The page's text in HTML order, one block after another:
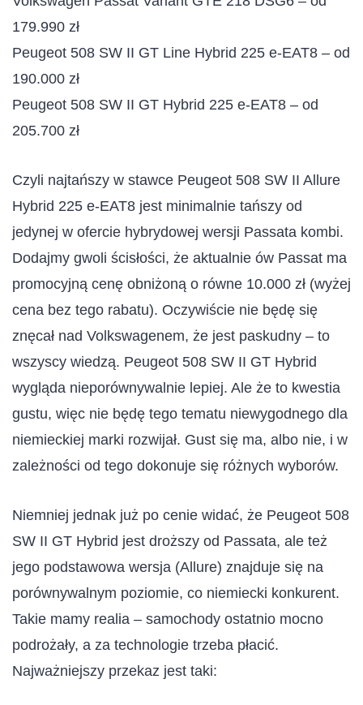
179.990 zł
Peugeot 508 SW II GT Line Hybrid 225 e-EAT8 – od
190.000 zł
Peugeot 508 SW II GT Hybrid 225 e-EAT8 – od
205.700 zł
Czyli najtańszy w stawce Peugeot 508 SW II Allure
Hybrid 225 e-EAT8 jest minimalnie tańszy od
jedynej w ofercie hybrydowej wersji Passata kombi.
Dodajmy gwoli ścisłości, że aktualnie ów Passat ma
promocyjną cenę obniżoną o równe 10.000 zł (wyżej
cena bez tego rabatu). Oczywiście nie będę się
znęcał nad Volkswagenem, że jest paskudny – to
wszyscy wiedzą. Peugeot 508 SW II GT Hybrid
wygląda nieporównywalnie lepiej. Ale że to kwestia
gustu, więc nie będę tego tematu niewygodnego dla
niemieckiej marki rozwijał. Gust się ma, albo nie, i w
zależności od tego dokonuje się różnych wyborów.
Niemniej jednak już po cenie widać, że Peugeot 508
SW II GT Hybrid jest droższy od Passata, ale też
jego podstawowa wersja (Allure) znajduje się na
porównywalnym poziomie, co niemiecki konkurent.
Takie mamy realia – samochody ostatnio mocno
podrożały, a za technologie trzeba płacić.
Najważniejszy przekaz jest taki: